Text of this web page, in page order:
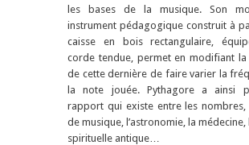
les bases de la musique. Son
instrument pédagogique construit à
caisse en bois rectangulaire,
corde tendue, permet en modifiant
de cette dernière de faire varier la
la note jouée. Pythagore a ainsi
rapport qui existe entre les nombres,
de musique, l’astronomie, la médecine,
spirituelle antique…